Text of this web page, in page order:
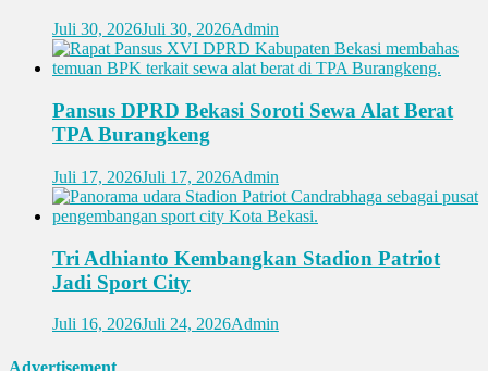
Juli 30, 2026Juli 30, 2026Admin
Pansus DPRD Bekasi Soroti Sewa Alat Berat
TPA Burangkeng
Juli 17, 2026Juli 17, 2026Admin
Tri Adhianto Kembangkan Stadion Patriot
Jadi Sport City
Juli 16, 2026Juli 24, 2026Admin
Advertisement